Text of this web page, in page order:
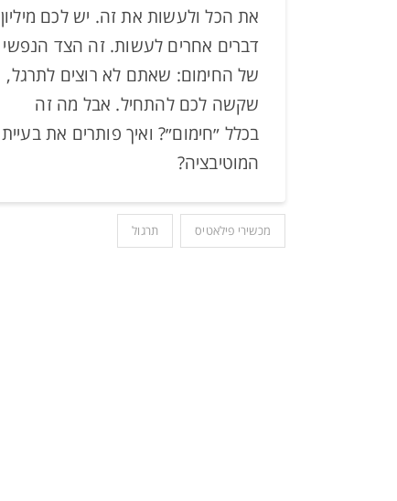
את הכל ולעשות את זה. יש לכם מיליון
דברים אחרים לעשות. זה הצד הנפשי
של החימום: שאתם לא רוצים לתרגל,
שקשה לכם להתחיל. אבל מה זה
בכלל ״חימום״? ואיך פותרים את בעיית
המוטיבציה?
מכשירי פילאטיס תרגול